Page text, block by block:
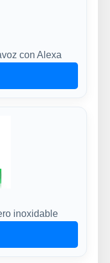
con Alexa
inoxidable